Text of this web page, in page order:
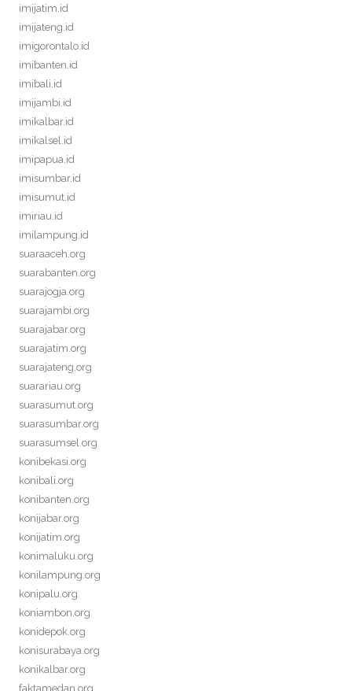
imijatim.id
imijateng.id
imigorontalo.id
imibanten.id
imibali.id
imijambi.id
imikalbar.id
imikalsel.id
imipapua.id
imisumbar.id
imisumut.id
imiriau.id
imilampung.id
suaraaceh.org
suarabanten.org
suarajogja.org
suarajambi.org
suarajabar.org
suarajatim.org
suarajateng.org
suarariau.org
suarasumut.org
suarasumbar.org
suarasumsel.org
konibekasi.org
konibali.org
konibanten.org
konijabar.org
konijatim.org
konimaluku.org
konilampung.org
konipalu.org
koniambon.org
konidepok.org
konisurabaya.org
konikalbar.org
faktamedan.org